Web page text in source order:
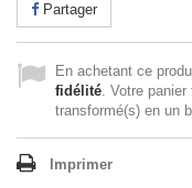
Partager
En achetant ce
fidélité. Votre panier
transformé(s) en un
Imprimer